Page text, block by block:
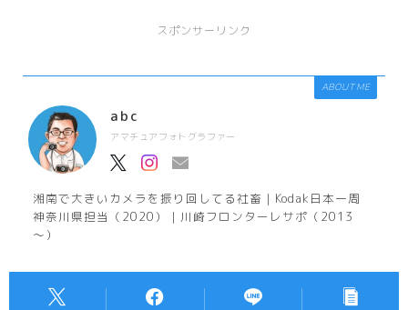
スポンサーリンク
ABOUT ME
abc
アマチュアフォトグラファー
湘南で大きいカメラを振り回してる社畜｜Kodak日本一周
神奈川県担当（2020）｜川崎フロンターレサポ（2013
～）